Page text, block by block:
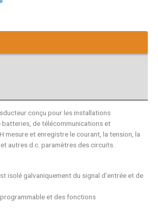
conçu pour les installations
de télécommunications et
mesure et enregistre le courant, la tension, la
et autres d.c. paramètres des circuits.
isolé galvaniquement du signal d’entrée et de
et des fonctions